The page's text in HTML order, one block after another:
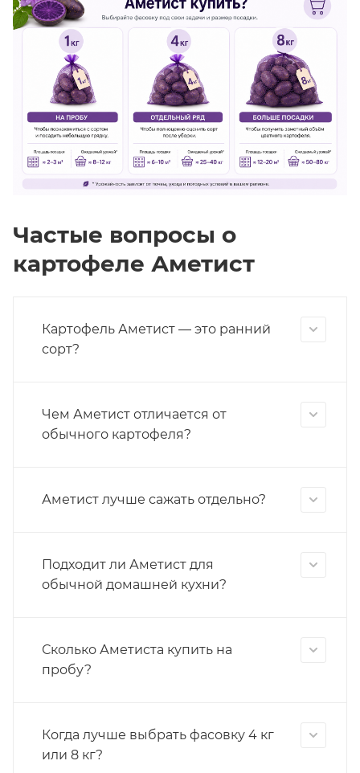
Частые вопросы о
картофеле Аметист
Картофель Аметист — это ранний
сорт?
Чем Аметист отличается от
обычного картофеля?
Аметист лучше сажать отдельно?
Подходит ли Аметист для
обычной домашней кухни?
Сколько Аметиста купить на
пробу?
Когда лучше выбрать фасовку 4 кг
или 8 кг?